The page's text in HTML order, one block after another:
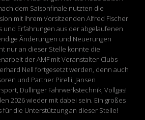
dem Saisonfinale nutzten die
mit ihrem Vorsitzenden Alfred Fischer
und Erfahrungen aus der abgelaufenen
Änderungen und Neuerungen
nur an dieser Stelle konnte die
der AMF mit Veranstalter-Clubs
Nell fortgesetzt werden, denn auch
und Partner Pirelli, Jansen
Dullinger Fahrwerkstechnik, Vollgas!
2026 wieder mit dabei sein. Ein großes
für die Unterstützung an dieser Stelle!